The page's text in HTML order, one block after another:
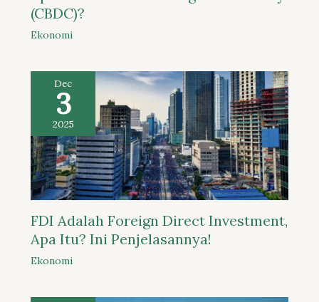
(CBDC)?
Ekonomi
Dec
3
2025
FDI Adalah Foreign Direct Investment,
Apa Itu? Ini Penjelasannya!
Ekonomi